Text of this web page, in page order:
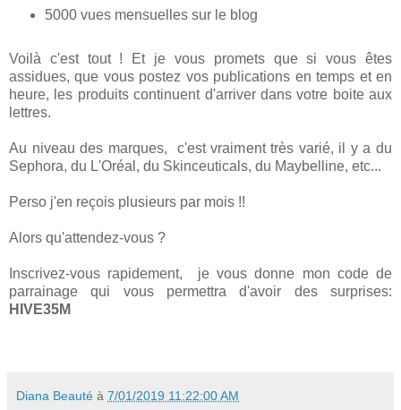
5000 vues mensuelles sur le blog
Voilà c'est tout ! Et je vous promets que si vous êtes
assidues, que vous postez vos publications en temps et en
heure, les produits continuent d'arriver dans votre boite aux
lettres.
Au niveau des marques, c'est vraiment très varié, il y a du
Sephora, du L'Oréal, du Skinceuticals, du Maybelline, etc...
Perso j'en reçois plusieurs par mois !!
Alors qu'attendez-vous ?
Inscrivez-vous rapidement, je vous donne mon code de
parrainage qui vous permettra d'avoir des surprises:
HIVE35M
Diana Beauté à 7/01/2019 11:22:00 AM